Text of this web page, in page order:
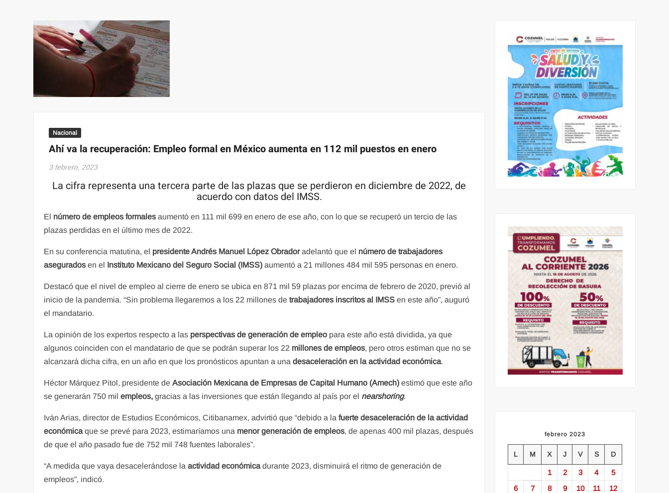
Nacional
Ahí va la recuperación: Empleo formal en México aumenta en 112 mil puestos en enero
3 febrero, 2023
La cifra representa una tercera parte de las plazas que se perdieron en diciembre de 2022, de
acuerdo con datos del IMSS.
El número de empleos formales aumentó en 111 mil 699 en enero de ese año, con lo que se recuperó un tercio de las
plazas perdidas en el último mes de 2022.
En su conferencia matutina, el presidente Andrés Manuel López Obradoradelantó que el número de trabajadores
asegurados en el Instituto Mexicano del Seguro Social (IMSS) aumentó a 21 millones 484 mil 595 personas en enero.
Destacó que el nivel de empleo al cierre de enero se ubica en 871 mil 59 plazas por encima de febrero de 2020, previó al
inicio de la pandemia. “Sin problema llegaremos a los 22 millones detrabajadores inscritos al IMSS en este año”, auguró
el mandatario.
La opinión de los expertos respecto a las perspectivas de generación de empleo para este año está dividida, ya que
algunos coinciden con el mandatario de que se podrán superar los 22 millones de empleos, pero otros estiman que no se
alcanzará dicha cifra, en un año en que los pronósticos apuntan a unadesaceleración en la actividad económica.
Héctor Márquez Pitol, presidente deAsociación Mexicana de Empresas de Capital Humano (Amech)estimó que este año
se generarán 750 milempleos, gracias a las inversiones que están llegando al país por el nearshoring.
Iván Arias, director de Estudios Económicos, Citibanamex, advirtió que “debido a lafuerte desaceleración de la actividad
económicaque se prevé para 2023, estimaríamos una menor generación de empleos, de apenas 400 mil plazas, después
de que el año pasado fue de 752 mil 748 fuentes laborales”.
“A medida que vaya desacelerándose la actividad económicadurante 2023, disminuirá el ritmo de generación de
empleos”, indicó.
febrero 2023
L M X J V S D
1 2 3 4
5
6
7 8 9 10 11
12